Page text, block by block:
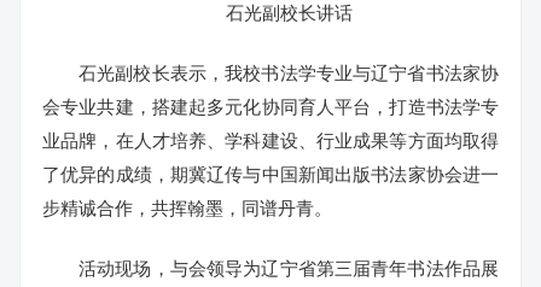
石光副校长讲话
石光副校长表示，我校书法学专业与辽宁省书法家协
会专业共建，搭建起多元化协同育人平台，打造书法学专
业品牌，在人才培养、学科建设、行业成果等方面均取得
了优异的成绩，期冀辽传与中国新闻出版书法家协会进一
步精诚合作，共挥翰墨，同谱丹青。
活动现场，与会领导为辽宁省第三届青年书法作品展